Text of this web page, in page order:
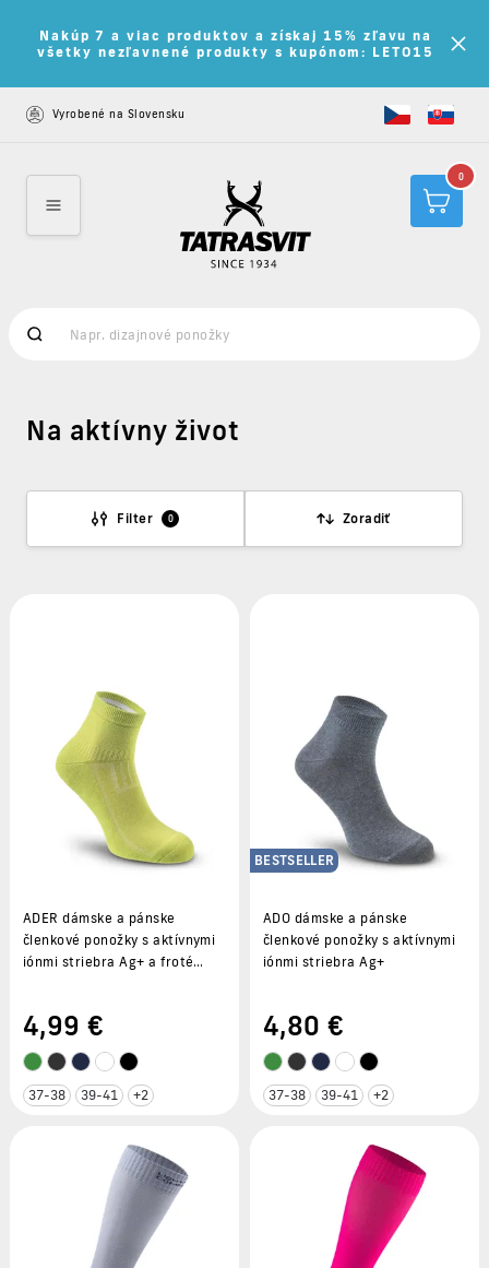
Nakúp 7 a viac produktov a získaj 15% zľavu na
všetky nezľavnené produkty s kupónom: LETO15
Vyrobené na Slovensku
0
Na aktívny život
Filter 0 Zoradiť
ADER dámske a pánske
členkové ponožky s aktívnymi
iónmi striebra Ag+ a froté
4,99 €
37-38 39-41 +2
BESTSELLER
ADO dámske a pánske
členkové ponožky s aktívnymi
iónmi striebra Ag+
4,80 €
37-38 39-41 +2